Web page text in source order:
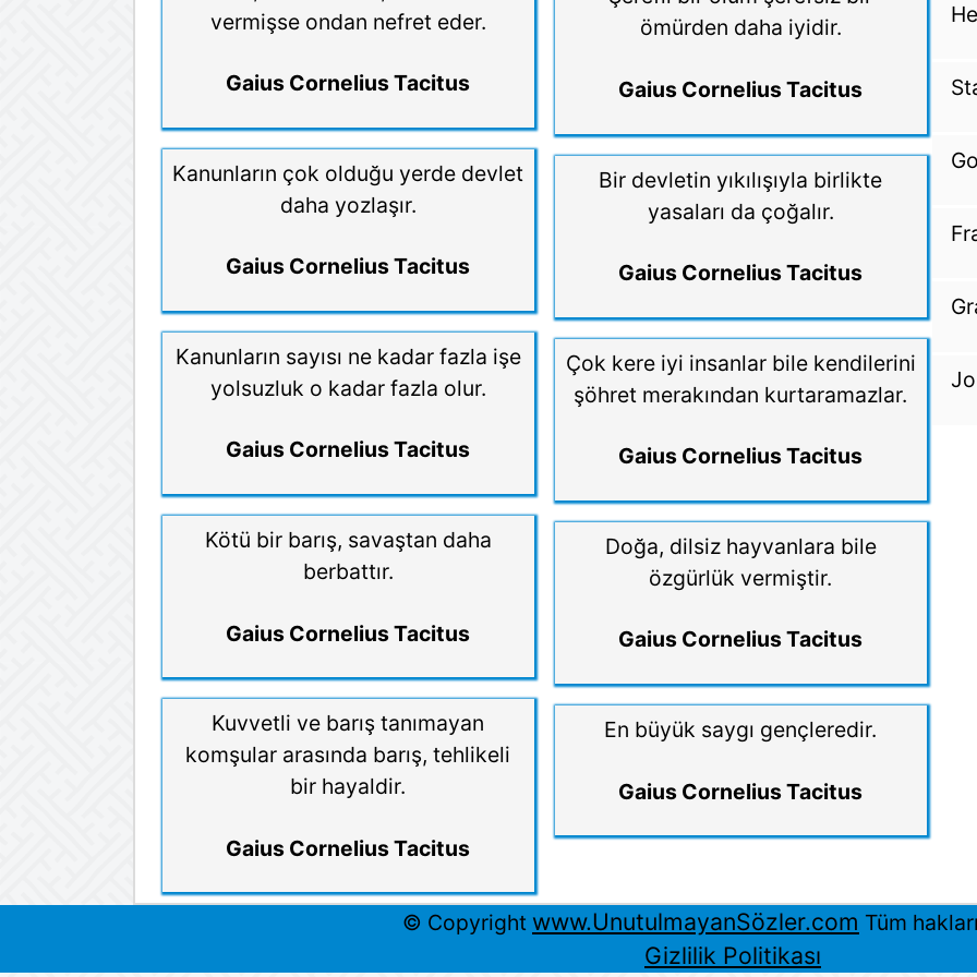
vermişse ondan nefret eder.
Gaius Cornelius Tacitus
Kanunların çok olduğu yerde devlet
daha yozlaşır.
Gaius Cornelius Tacitus
Kanunların sayısı ne kadar fazla işe
yolsuzluk o kadar fazla olur.
Gaius Cornelius Tacitus
Kötü bir barış, savaştan daha
berbattır.
Gaius Cornelius Tacitus
Kuvvetli ve barış tanımayan
komşular arasında barış, tehlikeli
bir hayaldir.
Gaius Cornelius Tacitus
ömürden daha iyidir.
Gaius Cornelius Tacitus
Bir devletin yıkılışıyla birlikte
yasaları da çoğalır.
Gaius Cornelius Tacitus
Çok kere iyi insanlar bile kendilerini
şöhret merakından kurtaramazlar.
Gaius Cornelius Tacitus
Doğa, dilsiz hayvanlara bile
özgürlük vermiştir.
Gaius Cornelius Tacitus
En büyük saygı gençleredir.
Gaius Cornelius Tacitus
© Copyright www.UnutulmayanSözler.com Tüm
Gizlilik Politikası